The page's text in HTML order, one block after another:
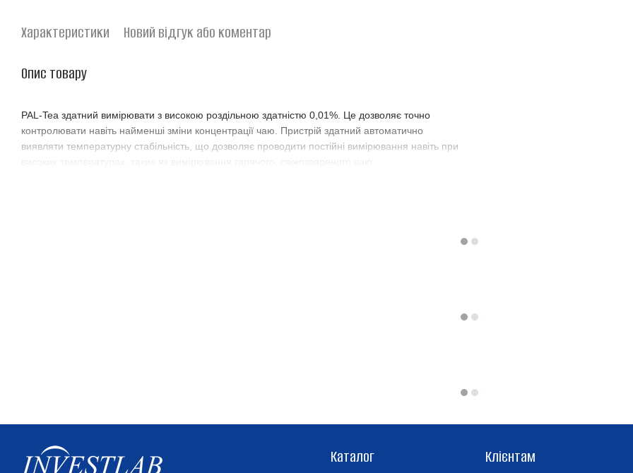
Характеристики
Новий відгук або коментар
Опис товару
PAL-Tea здатний вимірювати з високою роздільною здатністю 0,01%. Це дозволяє точно
контролювати навіть найменші зміни концентрації чаю. Пристрій здатний автоматично
виявляти температурну стабільність, що дозволяє проводити постійні вимірювання навіть при
Каталог Клієнтам